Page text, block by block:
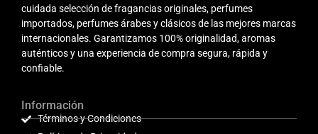
cuidada selección de fragancias originales, perfumes
importados, perfumes árabes y clásicos de las mejores marcas
internacionales. Garantizamos 100% originalidad, aromas
auténticos y una experiencia de compra segura, rápida y
confiable.
Información
Términos y Condiciones